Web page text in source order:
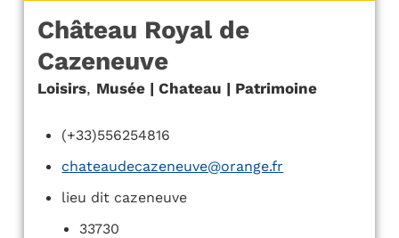
Château Royal de
Cazeneuve
Loisirs, Musée | Chateau | Patrimoine
(+33)556254816
chateaudecazeneuve@orange.fr
lieu dit cazeneuve
33730